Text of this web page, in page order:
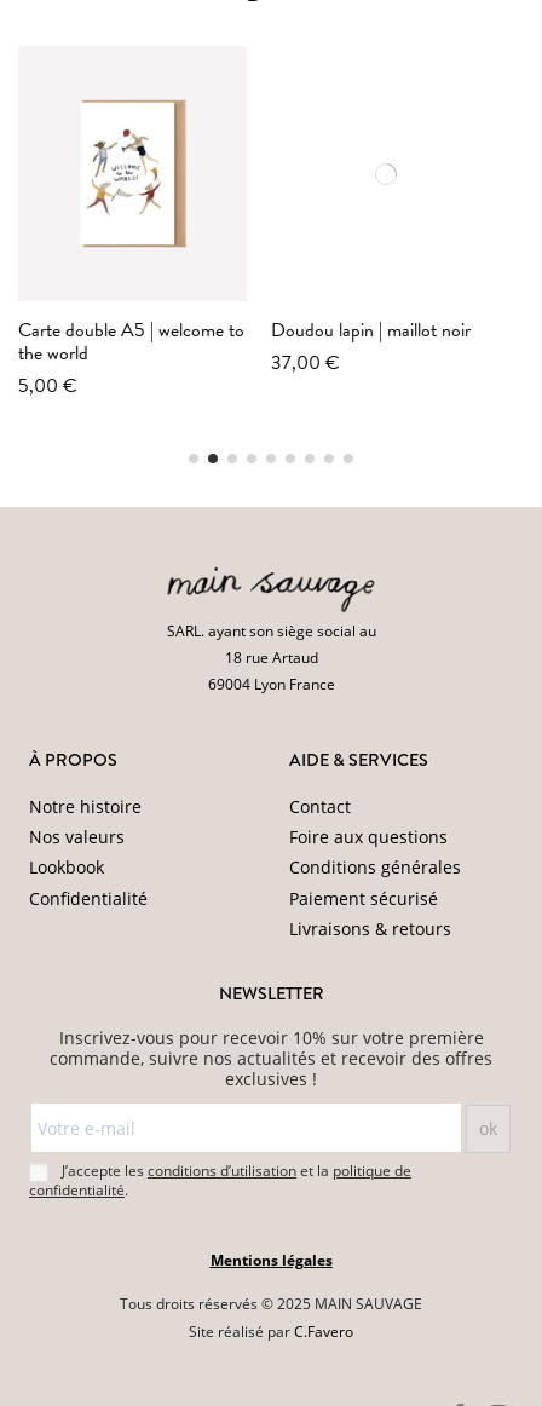
to
Doudou lapin | maillot noir
37,00 €
Doudou ourson | pyjama
avoine
SARL. ayant son siège social au
18 rue Artaud
69004 Lyon France
À PROPOS
Notre histoire
Nos valeurs
Lookbook
Confidentialité
AIDE & SERVICES
Contact
Foire aux questions
Conditions générales
Paiement sécurisé
Livraisons & retours
NEWSLETTER
Inscrivez-vous pour recevoir 10% sur votre première
commande, suivre nos actualités et recevoir des offres
exclusives !
J’accepte les conditions d’utilisationet la politique de
confidentialité.
Mentions légales
Tous droits réservés © 2025 MAIN SAUVAGE
Site réalisé parC.Favero